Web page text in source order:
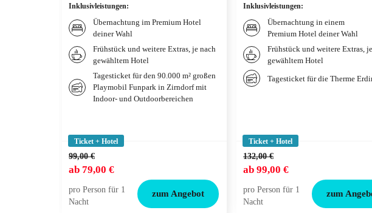
Inklusivleistungen:
Übernachtung im Premium Hotel
deiner Wahl
Frühstück und weitere Extras, je nach
gewähltem Hotel
Tagesticket für den 90.000 m² großen
Playmobil Funpark in Zirndorf mit
Indoor- und Outdoorbereichen
Ticket + Hotel
99,00 €
ab 79,00 €
pro Person für 1
Nacht
zum Angebot
Inklusivleistungen:
Übernachtung in einem
Premium Hotel deiner Wahl
Frühstück und weitere Extras,
gewähltem Hotel
Tagesticket für die Therme
Ticket + Hotel
132,00 €
ab 99,00 €
pro Person für 1
Nacht
zum